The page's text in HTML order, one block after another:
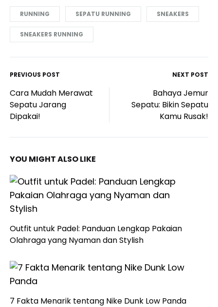
RUNNING SEPATU RUNNING SNEAKERS
SNEAKERS RUNNING
Post
navigation
PREVIOUS POST NEXT POST
Cara Mudah Merawat
Sepatu Jarang
Dipakai!
Bahaya Jemur
Sepatu: Bikin Sepatu
Kamu Rusak!
YOU MIGHT ALSO LIKE
Outfit untuk Padel: Panduan Lengkap Pakaian
Olahraga yang Nyaman dan Stylish
7 Fakta Menarik tentang Nike Dunk Low Panda